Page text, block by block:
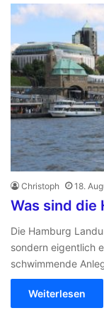
Christoph 18.
Was sind die
Die Hamburg
sondern eigentlich
schwimmende
Weiterlesen